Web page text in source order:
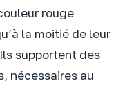
rouge
la moitié de leur
supportent des
nécessaires au